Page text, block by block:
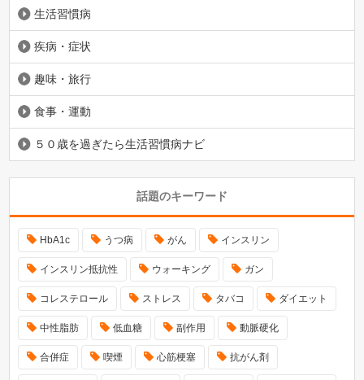
生活習慣病
疾病・症状
趣味・旅行
食事・運動
５０歳を過ぎたら生活習慣病ナビ
話題のキーワード
HbA1c うつ病 がん インスリン
インスリン抵抗性 ウォーキング ガン
コレステロール ストレス タバコ ダイエット
中性脂肪 低血糖 副作用 動脈硬化
合併症 喫煙 心筋梗塞 抗がん剤